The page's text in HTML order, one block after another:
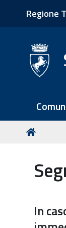
Regione
z
T
In